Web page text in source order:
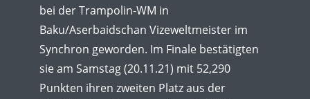
bei der Trampolin-WM in
Baku/Aserbaidschan Vizeweltmeister im
Synchron geworden. Im Finale bestätigten
sie am Samstag (20.11.21) mit 52,290
Punkten ihren zweiten Platz aus der